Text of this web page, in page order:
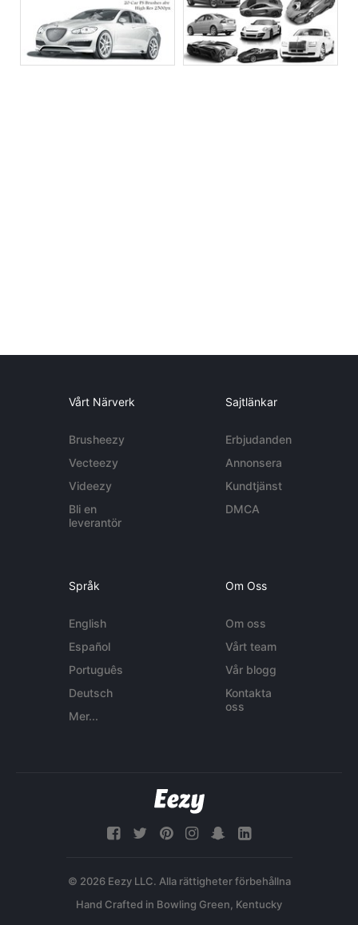
Vårt Närverk
Brusheezy
Vecteezy
Videezy
Bli en
leverantör
Sajtlänkar
Erbjudanden
Annonsera
Kundtjänst
DMCA
Språk
English
Español
Português
Deutsch
Mer...
Om Oss
Om oss
Vårt team
Vår blogg
Kontakta
oss
© 2026 Eezy LLC. Alla rättigheter förbehållna